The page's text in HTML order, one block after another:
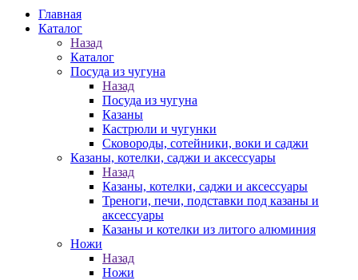
Главная
Каталог
Назад
Каталог
Посуда из чугуна
Назад
Посуда из чугуна
Казаны
Кастрюли и чугунки
Сковороды, сотейники, воки и саджи
Казаны, котелки, саджи и аксессуары
Назад
Казаны, котелки, саджи и аксессуары
Треноги, печи, подставки под казаны и
аксессуары
Казаны и котелки из литого алюминия
Ножи
Назад
Ножи